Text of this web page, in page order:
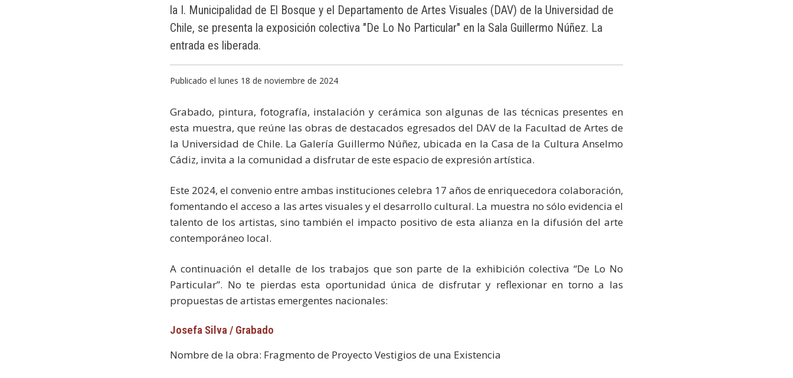
la I. Municipalidad de El Bosque y el Departamento de Artes Visuales (DAV) de la Universidad de
Chile, se presenta la exposición colectiva "De Lo No Particular" en la Sala Guillermo Núñez. La
entrada es liberada.
Publicado el lunes 18 de noviembre de 2024
Grabado, pintura, fotografía, instalación y cerámica son algunas de las técnicas presentes en
esta muestra, que reúne las obras de destacados egresados del DAV de la Facultad de Artes de
la Universidad de Chile. La Galería Guillermo Núñez, ubicada en la Casa de la Cultura Anselmo
Cádiz, invita a la comunidad a disfrutar de este espacio de expresión artística.
Este 2024, el convenio entre ambas instituciones celebra 17 años de enriquecedora colaboración,
fomentando el acceso a las artes visuales y el desarrollo cultural. La muestra no sólo evidencia el
talento de los artistas, sino también el impacto positivo de esta alianza en la difusión del arte
contemporáneo local.
A continuación el detalle de los trabajos que son parte de la exhibición colectiva “De Lo No
Particular”. No te pierdas esta oportunidad única de disfrutar y reflexionar en torno a las
propuestas de artistas emergentes nacionales:
Josefa Silva / Grabado
Nombre de la obra: Fragmento de Proyecto Vestigios de una Existencia